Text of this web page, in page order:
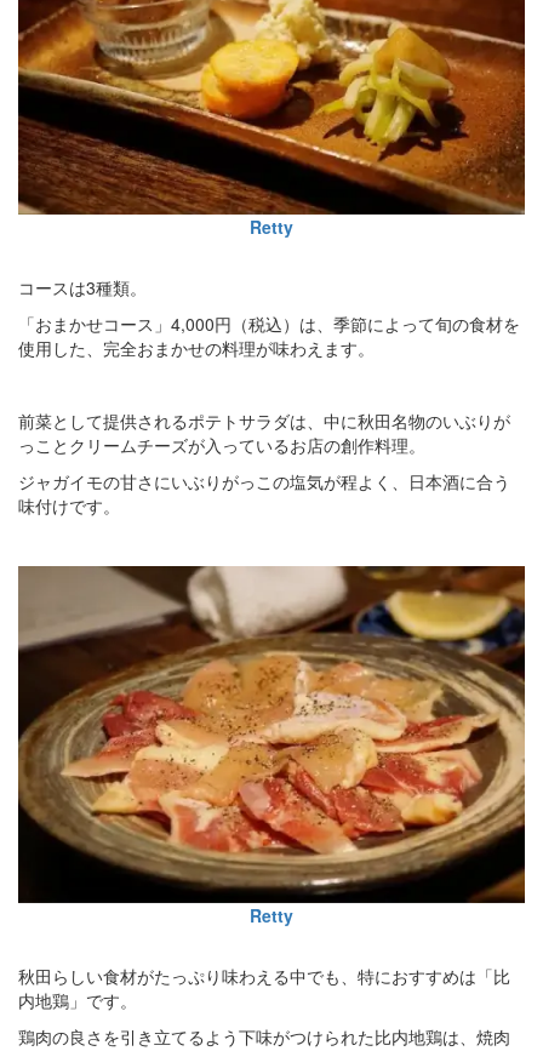
Retty
コースは3種類。
「おまかせコース」4,000円（税込）は、季節によって旬の食材を
使用した、完全おまかせの料理が味わえます。
前菜として提供されるポテトサラダは、中に秋田名物のいぶりが
っことクリームチーズが入っているお店の創作料理。
ジャガイモの甘さにいぶりがっこの塩気が程よく、日本酒に合う
味付けです。
Retty
秋田らしい食材がたっぷり味わえる中でも、特におすすめは「比
内地鶏」です。
鶏肉の良さを引き立てるよう下味がつけられた比内地鶏は、焼肉